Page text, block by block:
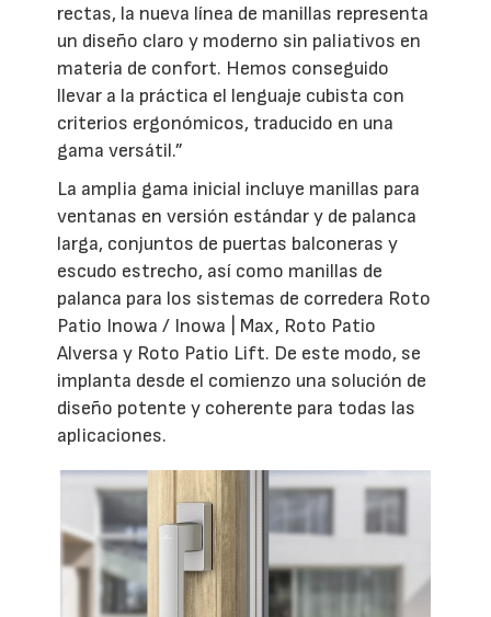
rectas, la nueva línea de manillas representa
un diseño claro y moderno sin paliativos en
materia de confort. Hemos conseguido
llevar a la práctica el lenguaje cubista con
criterios ergonómicos, traducido en una
gama versátil.”
La amplia gama inicial incluye manillas para
ventanas en versión estándar y de palanca
larga, conjuntos de puertas balconeras y
escudo estrecho, así como manillas de
palanca para los sistemas de corredera Roto
Patio Inowa / Inowa | Max, Roto Patio
Alversa y Roto Patio Lift. De este modo, se
implanta desde el comienzo una solución de
diseño potente y coherente para todas las
aplicaciones.